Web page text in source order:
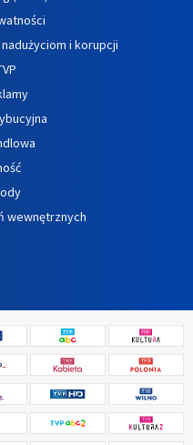
i korupcji
wewnętrznych